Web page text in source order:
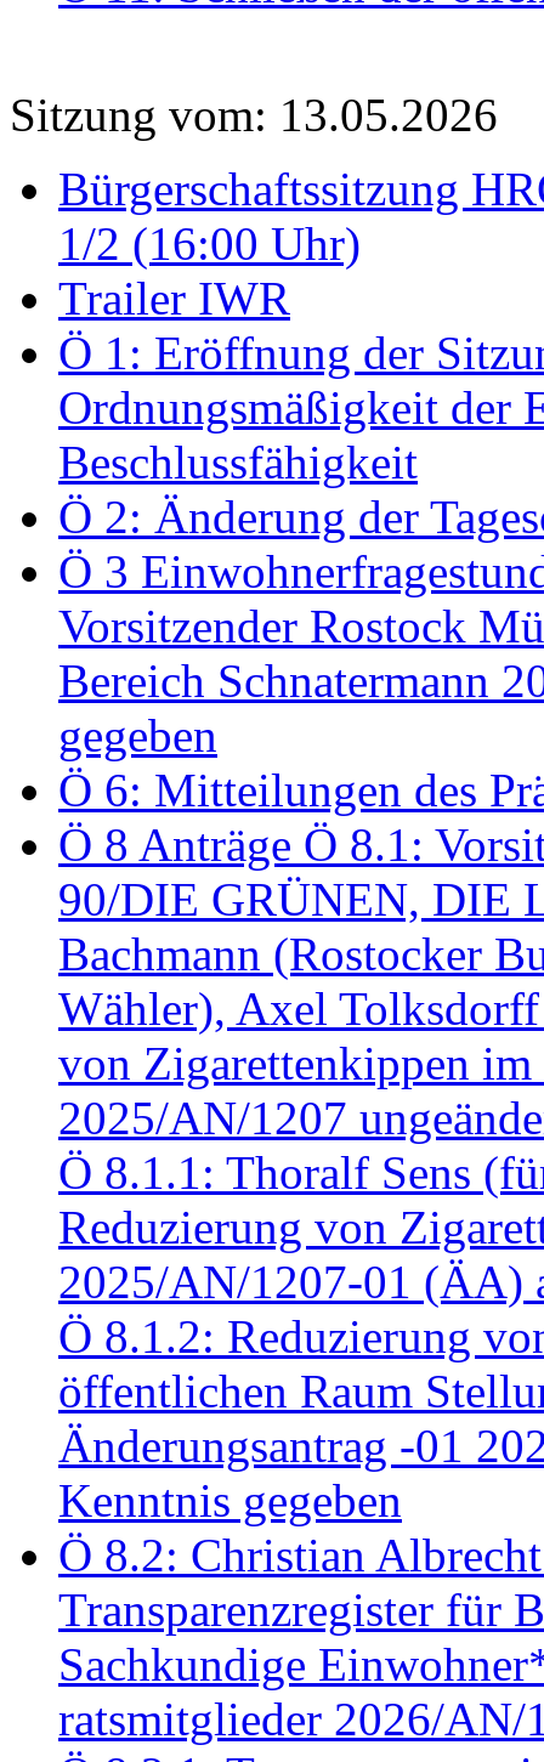
Sitzung vom: 13.05.2026
Bürgerschaftssitzung
1/2 (16:00 Uhr)
Trailer IWR
Ö 1: Eröffnung der
Ordnungsmäßigkeit der
Beschlussfähigkeit
Ö 2: Änderung der
Ö 3
Vorsitzender Rostock
Bereich Schnatermann
gegeben
Ö 6: Mitteilungen des
Ö 8 Anträge Ö 8.1:
90/DIE GRÜNEN, DIE
Bachmann (Rostocker
Wähler), Axel
von Zigarettenkippen
2025/AN/1207
Ö 8.1.1: Thoralf Sens
Reduzierung von
2025/AN/1207-01 (ÄA)
Ö 8.1.2: Reduzierung
öffentlichen Raum
Änderungsantrag -01
Kenntnis gegeben
Ö 8.2: Christian
Transparenzregister für
Sachkundige
ratsmitglieder 2026/AN/